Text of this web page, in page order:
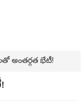
అంతర్గత భేటీ!